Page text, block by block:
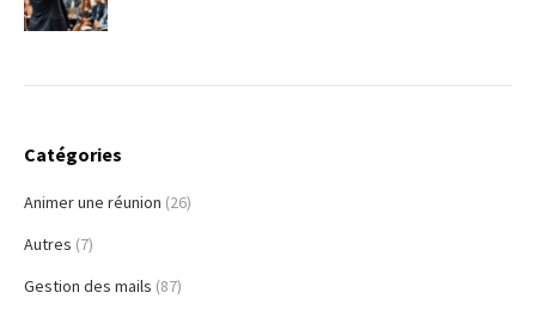
Catégories
Animer une réunion (26)
Autres (7)
Gestion des mails (87)